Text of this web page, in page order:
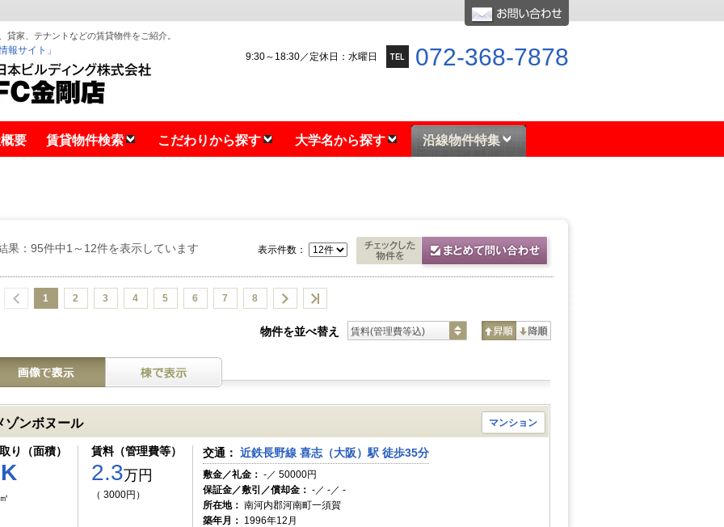
家、テナントなどの賃貸物件をご紹介。
報サイト」 072-368-7878
9:30～18:30／定休日：水曜日
要 賃貸物件検索 こだわりから探す 大学名から探す 沿線物件特集
果：95件中1～12件を表示しています
1 2 3 4 5 6 7 8
表示件数：
物件を並べ替え 賃料(管理費等込)
ゾンボヌール マンション
り（面積） 賃料（管理費等）
2.3万円
（ 3000円）
交通： 近鉄長野線 喜志（大阪）駅 徒歩35分
敷金／礼金： -／ 50000円
保証金／敷引／償却金： -／ -／ -
所在地： 南河内郡河南町一須賀
築年月： 1996年12月